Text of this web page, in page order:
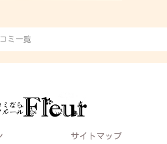
ミ一覧
サイトマップ